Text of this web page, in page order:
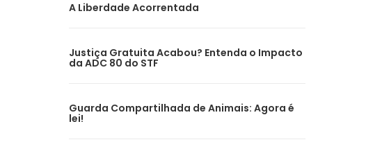
A Liberdade Acorrentada
Justiça Gratuita Acabou? Entenda o Impacto
da ADC 80 do STF
Guarda Compartilhada de Animais: Agora é
lei!